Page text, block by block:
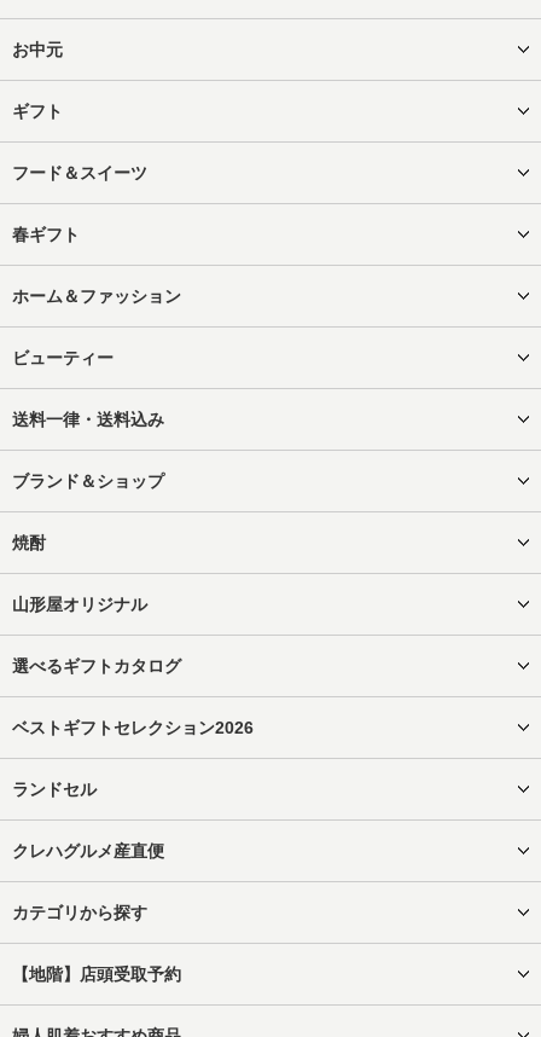
お中元
ギフト
フード＆スイーツ
春ギフト
ホーム＆ファッション
ビューティー
送料一律・送料込み
ブランド＆ショップ
焼酎
山形屋オリジナル
選べるギフトカタログ
ベストギフトセレクション2026
ランドセル
クレハグルメ産直便
カテゴリから探す
【地階】店頭受取予約